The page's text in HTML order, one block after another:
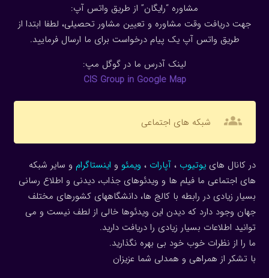
مشاوره “رایگان” از طریق واتس آپ:
جهت دریافت وقت مشاوره و تعیین مشاور تحصیلی، لطفا ابتدا از
طریق واتس آپ یک پیام درخواست برای ما ارسال فرمایید.
لینک آدرس ما در گوگل مپ:
CIS Group in Google Map
groups شبکه های اجتماعی
در کانال هاییوتیوب ، آپارات ، ویمئو و اینستاگرام و سایر شبکه
های اجتماعی ما فیلم ها و ویدئوهای جذاب، دیدنی و اطلاع رسانی
بسیار زیادی در رابطه با کالج ها، دانشگاههای کشورهای مختلف
جهان وجود دارد که دیدن این ویدئوها خالی از لطف نیست و می
توانید اطلاعات بسیار زیادی را دریافت دارید.
ما را از نظرات خوب خود بی بهره نگذارید.
با تشکر از همراهی و همدلی شما عزیزان